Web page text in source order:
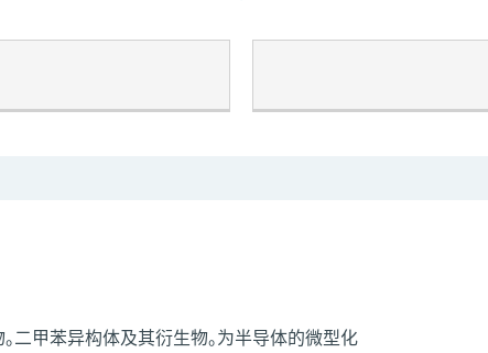
二甲苯异构体及其衍生物。为半导体的微型化